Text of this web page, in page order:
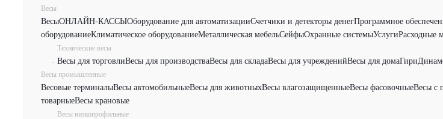
Весы
ВесыОНЛАЙН-КАССЫОборудование для автоматизацииСчетчики и детекторы денегПрограммное
оборудованиеКлиматическое оборудованиеМеталлическая мебельСейфыОхранные системыУслугиРасходные
-
Технические весы
Весы для торговлиВесы для производстваВесы для складаВесы для учрежденийВесы для домаГири
Весы промышленные
Весовые терминалыВесы автомобильныеВесы для животныхВесы влагозащищенныеВесы фасовочныеВесы с
товарныеВесы крановые
Весы низкопрофильные